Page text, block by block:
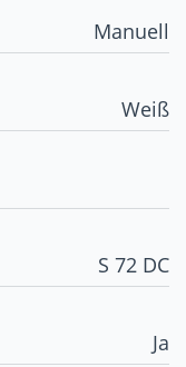
Manuell
Weiß
S 72 DC
Ja